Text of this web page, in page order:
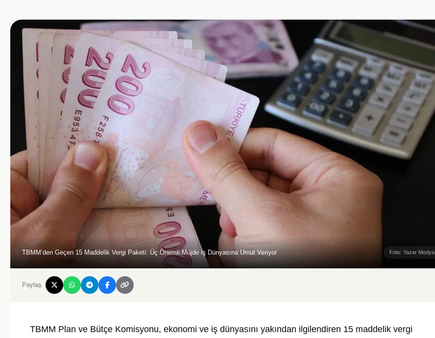
TBMM’den Geçen 15 Maddelik Vergi Paketi: Üç Önemli Müjde İş Dünyasına Umut Veriyor Foto: Yazar Medya
Paylaş
TBMM Plan ve Bütçe Komisyonu, ekonomi ve iş dünyasını yakından ilgilendiren 15 maddelik vergi